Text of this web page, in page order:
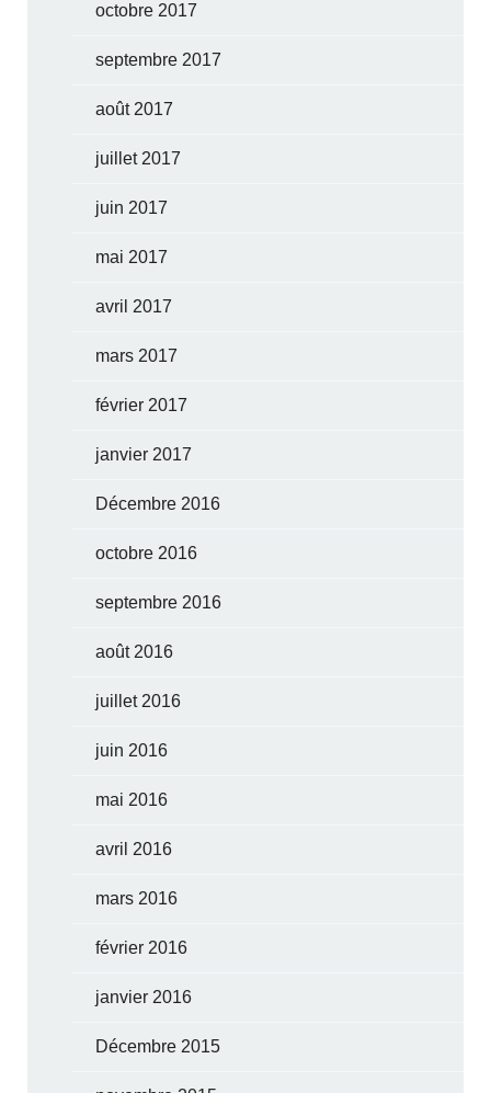
octobre 2017
septembre 2017
août 2017
juillet 2017
juin 2017
mai 2017
avril 2017
mars 2017
février 2017
janvier 2017
Décembre 2016
octobre 2016
septembre 2016
août 2016
juillet 2016
juin 2016
mai 2016
avril 2016
mars 2016
février 2016
janvier 2016
Décembre 2015